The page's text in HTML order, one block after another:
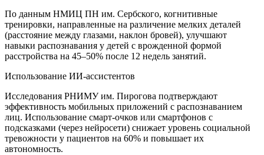
По данным НМИЦ ПН им. Сербского, когнитивные
тренировки, направленные на различение мелких деталей
(расстояние между глазами, наклон бровей), улучшают
навыки распознавания у детей с врожденной формой
расстройства на 45–50% после 12 недель занятий.
Использование ИИ-ассистентов
Исследования РНИМУ им. Пирогова подтверждают
эффективность мобильных приложений с распознаванием
лиц. Использование смарт-очков или смартфонов с
подсказками (через нейросети) снижает уровень социальной
тревожности у пациентов на 60% и повышает их
автономность.